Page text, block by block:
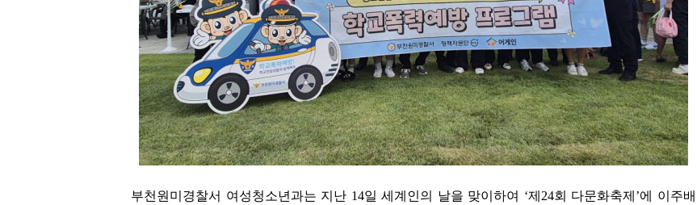
부천원미경찰서 여성청소년과는 지난 14일 세계인의 날을 맞이하여 ‘제24회 다문화축제’에 이주배